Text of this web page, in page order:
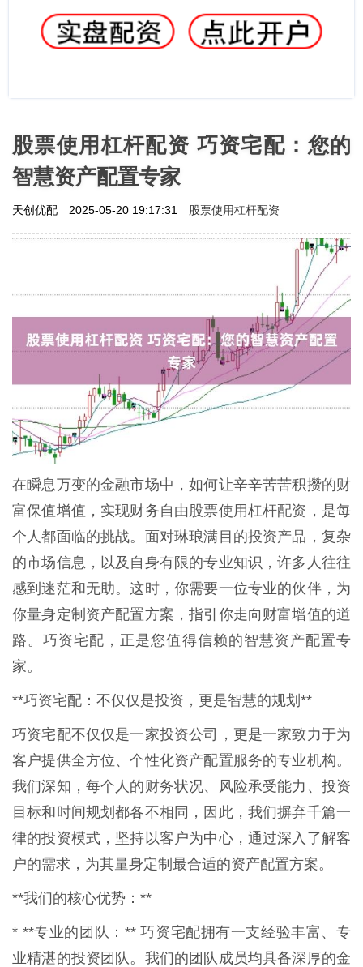
股票使用杠杆配资 巧资宅配：您的
智慧资产配置专家
天创优配 2025-05-20 19:17:31 股票使用杠杆配资
在瞬息万变的金融市场中，如何让辛辛苦苦积攒的财
富保值增值，实现财务自由股票使用杠杆配资，是每
个人都面临的挑战。面对琳琅满目的投资产品，复杂
的市场信息，以及自身有限的专业知识，许多人往往
感到迷茫和无助。这时，你需要一位专业的伙伴，为
你量身定制资产配置方案，指引你走向财富增值的道
路。巧资宅配，正是您值得信赖的智慧资产配置专
家。
**巧资宅配：不仅仅是投资，更是智慧的规划**
巧资宅配不仅仅是一家投资公司，更是一家致力于为
客户提供全方位、个性化资产配置服务的专业机构。
我们深知，每个人的财务状况、风险承受能力、投资
目标和时间规划都各不相同，因此，我们摒弃千篇一
律的投资模式，坚持以客户为中心，通过深入了解客
户的需求，为其量身定制最合适的资产配置方案。
**我们的核心优势：**
* **专业的团队：** 巧资宅配拥有一支经验丰富、专
业精湛的投资团队。我们的团队成员均具备深厚的金